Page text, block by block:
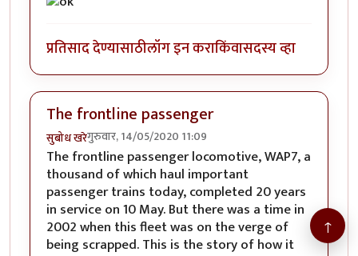
प्रतिसाद देण्यासाठीलॉग इन कराकिंवासदस्य व्हा
The frontline passenger
सुबोध खरेगुरुवार, 14/05/2020 11:09
The frontline passenger locomotive, WAP7, a
thousand of which haul important
passenger trains today, completed 20 years
in service on 10 May. But there was a time in
2002 when this fleet was on the verge of
being scrapped. This is the story of how it
↑